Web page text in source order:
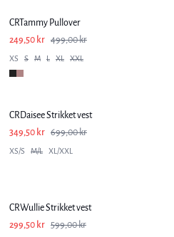
CRTammy Pullover
249,50 kr 499,00 kr
XS S M L XL XXL
CRDaisee Strikket vest
349,50 kr 699,00 kr
XS/S M/L XL/XXL
CRWullie Strikket vest
299,50 kr 599,00 kr